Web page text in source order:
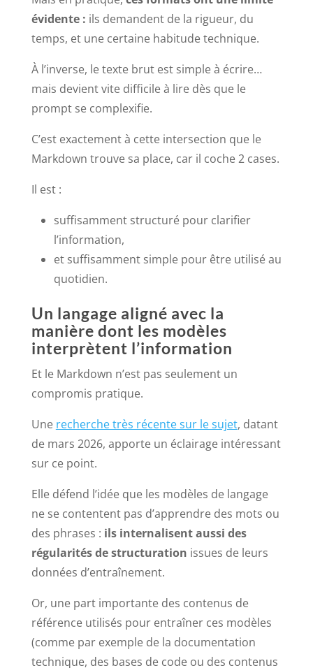
évidente : ils demandent de la rigueur, du
temps, et une certaine habitude technique.
À l’inverse, le texte brut est simple à écrire…
mais devient vite difficile à lire dès que le
prompt se complexifie.
C’est exactement à cette intersection que le
Markdown trouve sa place, car il coche 2 cases.
Il est :
suffisamment structuré pour clarifier
l’information,
et suffisamment simple pour être utilisé au
quotidien.
Un langage aligné avec la
manière dont les modèles
interprètent l’information
Et le Markdown n’est pas seulement un
compromis pratique.
Une recherche très récente sur le sujet, datant
de mars 2026, apporte un éclairage intéressant
sur ce point.
Elle défend l’idée que les modèles de langage
ne se contentent pas d’apprendre des mots ou
des phrases : ils internalisent aussi des
régularités de structuration issues de leurs
données d’entraînement.
Or, une part importante des contenus de
référence utilisés pour entraîner ces modèles
(comme par exemple de la documentation
technique, des bases de code ou des contenus